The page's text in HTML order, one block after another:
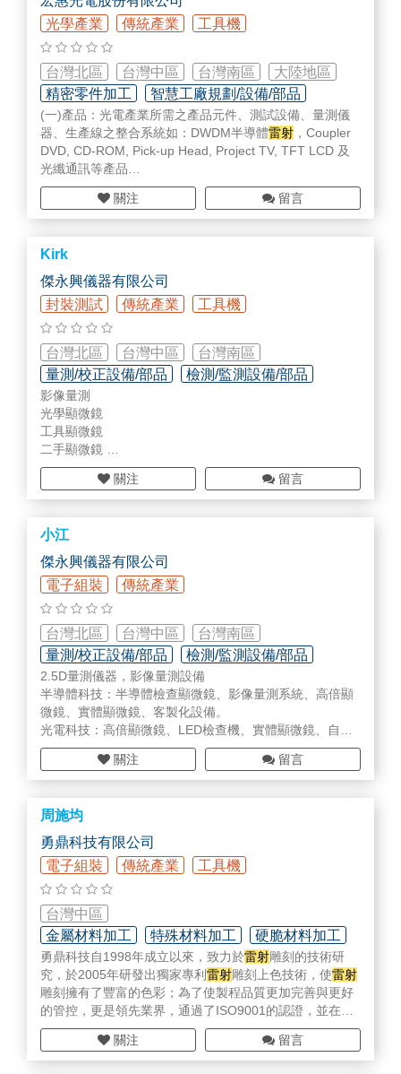
光學產業
傳統產業 工具機
台灣北區 台灣中區 台灣南區
大陸地區
精密零件加工
智慧工廠規劃/設備/部品
(一)產品：光電產業所需之產品元件、測試設備、量測儀
器、生產線之整合系統如：DWDM半導體雷射 ，Coupler
DVD, CD-ROM, Pick-up Head, Project TV, TFT LCD 及
光纖通訊等產品
(二)代理銷售國外光電及光通訊產品如：Laser, Optics, Fi
ber Optics, Mechanics,Motion Control 等等…
(三)客戶對象： 1) 工研究、中科院、中華電信所、中央研
究院、核能研究所及其他國科會所屬之研究機關 2) 鴻海集
團、光炬、台達電子、台積、聯電、聯友光電、錸德、奇
晶光電、宏碁集團、光寶集團及從事光電、半導體產業之
大型企業 3) 台大、交大、清大、成大、中正、中山、中央
等學術研究單位
關注 留言
Kirk
傑永興儀器有限公司
封裝測試
傳統產業 工具機
台灣北區 台灣中區
台灣南區
量測/校正設備/部品
檢測/監測設備/部品
儀器設備維修/校正
影像量測
光學顯微鏡
工具顯微鏡
二手顯微鏡
金相前處理設備
顯微數位攝影機
光電檢測_雷射清潔_壓力量測
金相分析軟體_傑永興儀器
關注 留言
小江
傑永興儀器有限公司
電子組裝
傳統產業
台灣北區 台灣中區
台灣南區
量測/校正設備/部品
檢測/監測設備/部品
儀器設備維修/校正
2.5D量測儀器，影像量測設備
半導體科技：半導體檢查顯微鏡、影像量測系統、高倍顯
微鏡、實體顯微鏡、客製化設備。
光電科技：高倍顯微鏡、LED檢查機、實體顯微鏡、自動
化檢查量測機台、工具顯微鏡、2.5D量測儀。
傳統產業：金相前處理設備、金相顯微鏡、金相量測系
統、球化率分析、鑄鐵分析系統、工業內視鏡。
非破壞檢測：渦電流檢測、X-RAY。
理化儀器：光澤度計、THERMO系列產品、離心機、震盪
機、烘箱、分光光度計‧‧‧‧等。
檢測量具：游標卡尺、高度規、各式量表、電子量表、各
式測頭。
生物科技：教學顯微鏡、解剖顯微鏡、拍照系統。
二手儀器：二手顯微鏡買賣(中古儀器皆有保固) 。
關注 留言
周施均
勇鼎科技有限公司
電子組裝
傳統產業 工具機
台灣中區
金屬材料加工
特殊材料加工 硬脆材料加工
勇鼎科技自1998年成立以來，致力於雷射雕刻的技術研
究，於2005年研發出獨家專利 雷射雕刻上色技術，使雷射
雕刻擁有了豐富的色彩；為了使製程品質更加完善與更好
的管控，更是領先業界，通過了ISO9001的認證，並在廠
內落實執行生產履歷制度，嚴格控管每一位客戶的產品。
我們現有二十台各式雷射設備，多種不同波長之雷射，可
關注 留言